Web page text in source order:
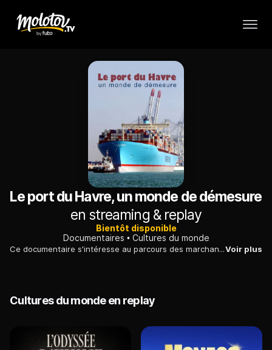
Le port du Havre, un monde de démesure
en streaming & replay
Bientôt disponible
Documentaires
Cultures du monde
Ce documentaire s'intéresse au parcours des marchandises qui arrivent au port du Havre, jusqu'à leur livraison après déchargement par les dockers.Voir plus
Cultures du monde en replay